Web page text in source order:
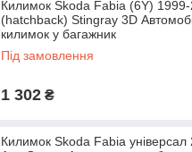
Килимок Skoda Fabia (6Y)
(hatchback) Stingray 3D
килимок у багажник
Під замовлення
1 302 ₴
Килимок Skoda Fabia універсал